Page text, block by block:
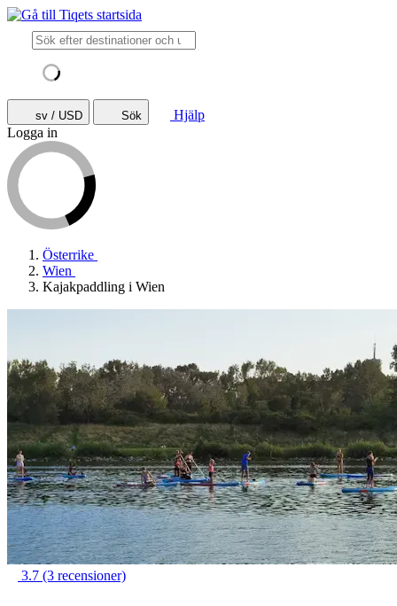
sv / USD Sök
Hjälp
Logga in
Österrike
Wien
Kajakpaddling i Wien
3.7 (3 recensioner)